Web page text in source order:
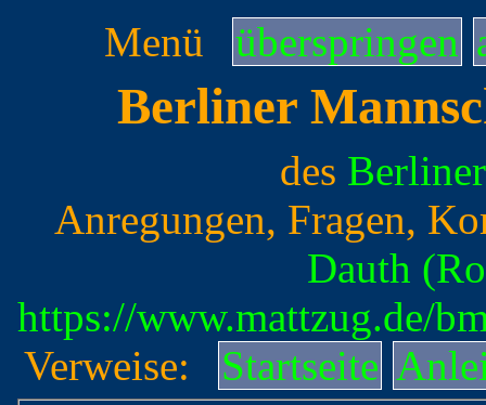
Menü überspringen
Berliner
des
Anregungen, Fragen,
Dauth
https://www.mattzug.de/
Verweise:
Startseite